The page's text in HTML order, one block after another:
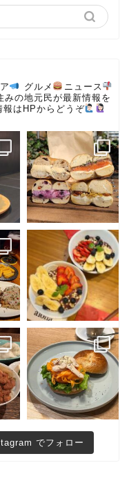
グルメ
ニュース
みの地元民が最新情報を
報はHPからどうぞ
でフォロー